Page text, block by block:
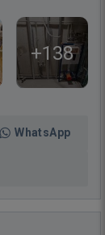
+138
WhatsApp